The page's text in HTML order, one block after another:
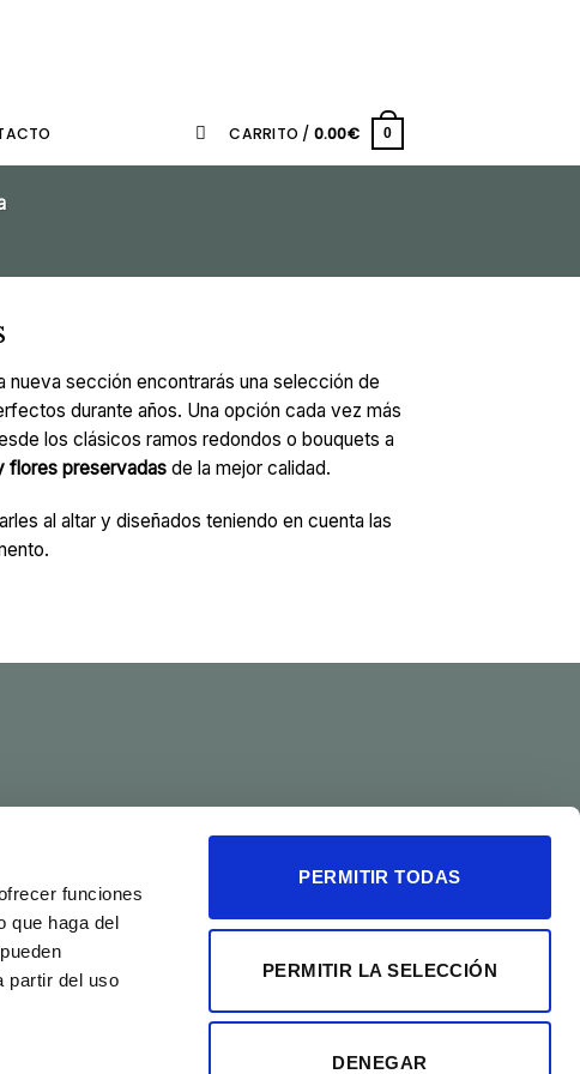
funciones
que haga del
partir del uso
PERMITIR TODAS
PERMITIR LA SELECCIÓN
DENEGAR
CARRITO / 0.00€ 0
nueva sección encontrarás una selección de
durante años. Una opción cada vez más
los clásicos ramos redondos o bouquets a
flores preservadas de la mejor calidad.
al altar y diseñados teniendo en cuenta las
Stripe MasterCard
Cash
On